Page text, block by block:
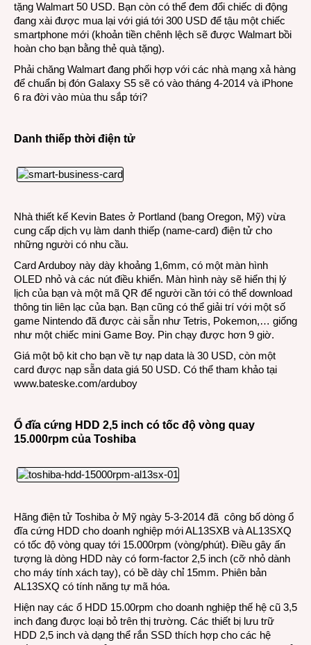
tặng Walmart 50 USD. Bạn còn có thể đem đổi chiếc di động
đang xài được mua lại với giá tới 300 USD để tậu một chiếc
smartphone mới (khoản tiền chênh lệch sẽ được Walmart bồi
hoàn cho bạn bằng thẻ quà tặng).
Phải chăng Walmart đang phối hợp với các nhà mạng xả hàng
để chuẩn bị đón Galaxy S5 sẽ có vào tháng 4-2014 và iPhone
6 ra đời vào mùa thu sắp tới?
Danh thiếp thời điện tử
Nhà thiết kế Kevin Bates ở Portland (bang Oregon, Mỹ) vừa
cung cấp dịch vụ làm danh thiếp (name-card) điện tử cho
những người có nhu cầu.
Card Arduboy này dày khoảng 1,6mm, có một màn hình
OLED nhỏ và các nút điều khiển. Màn hình này sẽ hiển thị lý
lịch của bạn và một mã QR để người cần tới có thể download
thông tin liên lạc của bạn. Bạn cũng có thể giải trí với một số
game Nintendo đã được cài sẵn như Tetris, Pokemon,… giống
như một chiếc mini Game Boy. Pin chạy được hơn 9 giờ.
Giá một bộ kit cho bạn về tự nạp data là 30 USD, còn một
card được nạp sẵn data giá 50 USD. Có thể tham khảo tại
www.bateske.com/arduboy
Ổ đĩa cứng HDD 2,5 inch có tốc độ vòng quay
15.000rpm của Toshiba
Hãng điện tử Toshiba ở Mỹ ngày 5-3-2014 đã công bố dòng ổ
đĩa cứng HDD cho doanh nghiệp mới AL13SXB và AL13SXQ
có tốc độ vòng quay tới 15.000rpm (vòng/phút). Điều gây ấn
tượng là dòng HDD này có form-factor 2,5 inch (cỡ nhỏ dành
cho máy tính xách tay), có bề dày chỉ 15mm. Phiên bản
AL13SXQ có tính năng tự mã hóa.
Hiện nay các ổ HDD 15.00rpm cho doanh nghiệp thế hệ cũ 3,5
inch đang được loại bỏ trên thị trường. Các thiết bị lưu trữ
HDD 2,5 inch và dạng thể rắn SSD thích hợp cho các hệ